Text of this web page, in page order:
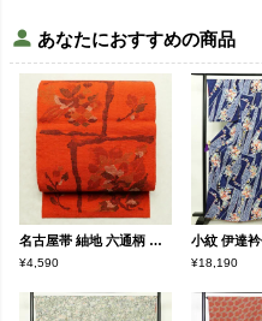
あなたにおすすめの商品
名古屋帯 紬地 六通柄 美品 正絹 花柄 松葉仕立て 帯 橙
¥4,590 ¥18,190